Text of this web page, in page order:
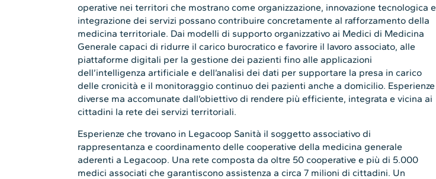
operative nei territori che mostrano come organizzazione, innovazione tecnologica e
integrazione dei servizi possano contribuire concretamente al rafforzamento della
medicina territoriale. Dai modelli di supporto organizzativo ai Medici di Medicina
Generale capaci di ridurre il carico burocratico e favorire il lavoro associato, alle
piattaforme digitali per la gestione dei pazienti fino alle applicazioni
dell’intelligenza artificiale e dell’analisi dei dati per supportare la presa in carico
delle cronicità e il monitoraggio continuo dei pazienti anche a domicilio. Esperienze
diverse ma accomunate dall’obiettivo di rendere più efficiente, integrata e vicina ai
cittadini la rete dei servizi territoriali.
Esperienze che trovano in Legacoop Sanità il soggetto associativo di
rappresentanza e coordinamento delle cooperative della medicina generale
aderenti a Legacoop. Una rete composta da oltre 50 cooperative e più di 5.000
medici associati che garantiscono assistenza a circa 7 milioni di cittadini. Un